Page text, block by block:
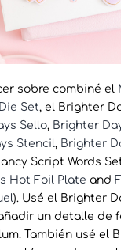
sobre combiné el
Set, el Brighter
Sello, Brighter
Stencil, Brighter
Script Words
Hot Foil Plate and
). Usé el Brighter
un detalle de
También usé el